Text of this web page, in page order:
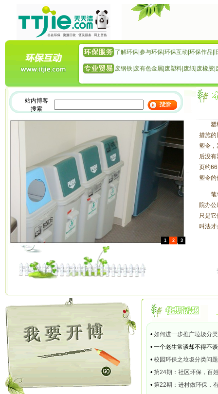
了解环保 参与环保 环保互动 环保作品
废钢铁 废有色金属 废塑料 废纸 废橡胶
站内博客
搜索
3
2
1
塑料
措施的
塑令，
后没
页约
塑令的
笔者
院办
只是
叫法
• 如何进一步推广垃圾分
• 一个老生常谈却不得不
• 校园环保之垃圾分类问题
• 第24期：社区环保，百
• 第22期：进村做环保，